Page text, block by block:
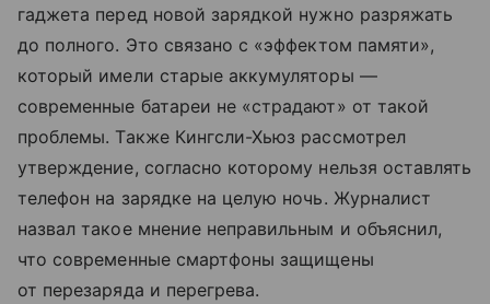
гаджета перед новой зарядкой нужно разряжать
до полного. Это связано с «эффектом памяти»,
который имели старые аккумуляторы —
современные батареи не «страдают» от такой
проблемы. Также Кингсли-Хьюз рассмотрел
утверждение, согласно которому нельзя оставлять
телефон на зарядке на целую ночь. Журналист
назвал такое мнение неправильным и объяснил,
что современные смартфоны защищены
от перезаряда и перегрева.